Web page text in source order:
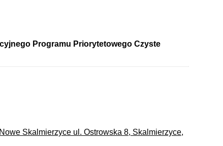
Programu Priorytetowego Czyste
Skalmierzyce ul. Ostrowska 8, Skalmierzyce,